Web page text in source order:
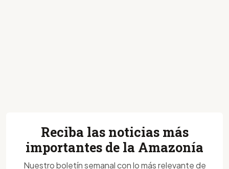
Reciba las noticias más
importantes de la Amazonía
Nuestro boletín semanal con lo más relevante de